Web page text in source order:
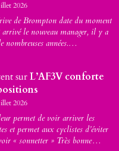
2026
de Brompton date du moment
arrivé le nouveau manager, il y a
nombreuses années.…
surL’AF3V conforte
2026
permet de voir arriver les
et permet aux cyclistes d’éviter
« sonnetter » Très bonne…